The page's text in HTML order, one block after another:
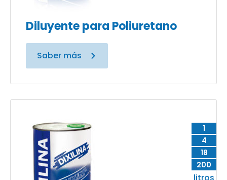
Diluyente para Poliuretano
Saber más
1
4
18
200